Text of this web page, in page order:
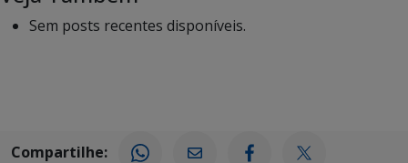
Sem posts recentes disponíveis.
Compartilhe: